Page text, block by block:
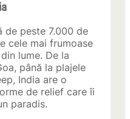
de peste 7.000 de
cele mai frumoase
lume. De la
până la plajele
India are o
de relief care îi
paradis.